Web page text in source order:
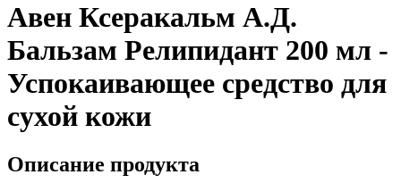
Авен Ксеракальм А.Д.
Бальзам Релипидант 200 мл -
Успокаивающее средство для
сухой кожи
Описание продукта